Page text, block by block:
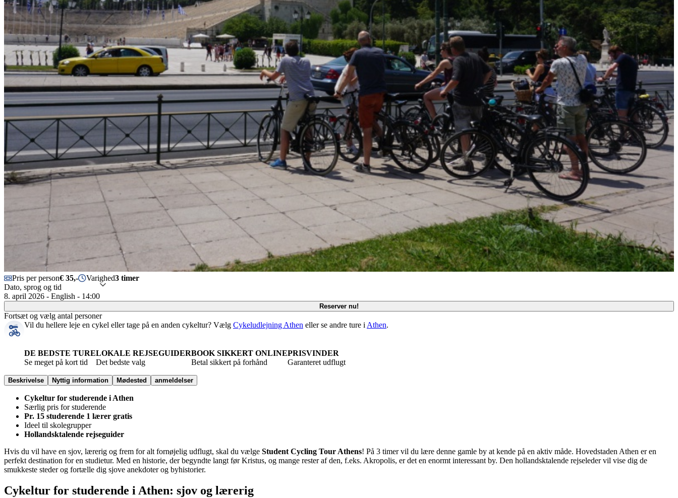
Pris per person€ 35,- Varighed3 timer
Dato, sprog og tid
8. april 2026 - English - 14:00
Reserver nu!
Fortsæt og vælg antal personer
Vil du hellere leje en cykel eller tage på en anden cykeltur? Vælg Cykeludlejning Athen eller se andre ture i Athen.
DE BEDSTE TURE
Se meget på kort tid
LOKALE REJSEGUIDER
Det bedste valg
BOOK SIKKERT ONLINE
Betal sikkert på forhånd
PRISVINDER
Garanteret udflugt
Beskrivelse Nyttig information Mødested anmeldelser
Cykeltur for studerende i Athen
Særlig pris for studerende
Pr. 15 studerende 1 lærer gratis
Ideel til skolegrupper
Hollandsktalende rejseguider
Hvis du vil have en sjov, lærerig og frem for alt fornøjelig udflugt, skal du vælge Student Cycling Tour Athens! På 3 timer vil du lære denne gamle by at kende på en aktiv måde. Hovedstaden Athen er en
perfekt destination for en studietur. Med en historie, der begyndte langt før Kristus, og mange rester af den, f.eks. Akropolis, er det en enormt interessant by. Den hollandsktalende rejseleder vil vise dig de
smukkeste steder og fortælle dig sjove anekdoter og byhistorier.
Cykeltur for studerende i Athen: sjov og lærerig